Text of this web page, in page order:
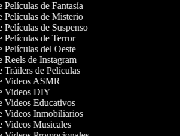
Películas de Fantasía
Películas de Misterio
Películas de Suspenso
Películas de Terror
Películas del Oeste
Reels de Instagram
Tráilers de Películas
Videos ASMR
Videos DIY
Videos Educativos
Videos Inmobiliarios
Videos Musicales